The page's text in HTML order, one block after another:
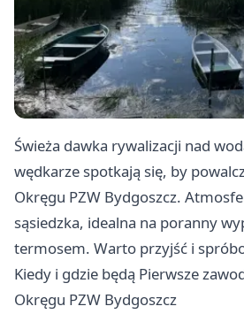
Świeża dawka rywalizacji nad
wędkarze spotkają się, by
Okręgu PZW Bydgoszcz.
sąsiedzka, idealna na poranny
termosem. Warto przyjść i
Kiedy i gdzie będą Pierwsze
Okręgu PZW Bydgoszcz